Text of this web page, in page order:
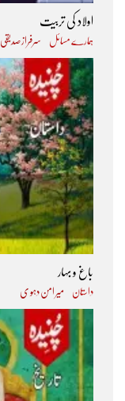
اولاد کی تربیت
ہمارے مسائل سرفراز صدیقی
باغ و بہار
داستان میر امن دہو ی